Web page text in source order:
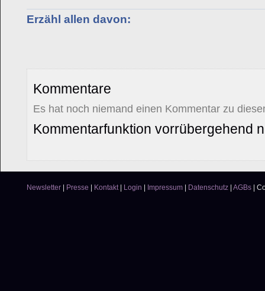
Erzähl allen davon:
Kommentare
Es hat noch niemand einen Kommentar zu
Kommentarfunktion vorrübergehend
Newsletter Presse Kontakt| Login Impressum Datenschutz AGBs